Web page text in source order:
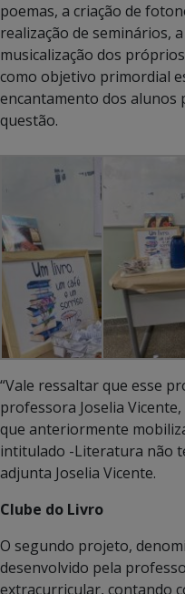
poemas, a criação de
realização de seminários,
musicalização dos
como objetivo primordial
encantamento dos alunos
questão.
“Vale ressaltar que esse
professora Joselia
que anteriormente
intitulado -Literatura não
adjunta Joselia Vicente.
Clube do Livro
O segundo projeto,
desenvolvido pela
extracurricular, contando